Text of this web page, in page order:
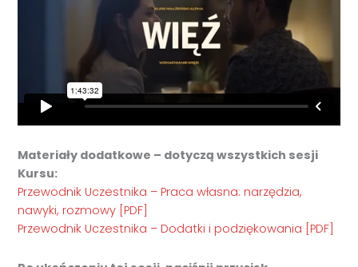
Materiały dodatkowe – dotyczą wszystkich sesji
Kursu:
Przewodnik Uczestnika – Praca własna: narzędzia,
nawyki, rozmowy [PDF]
Przewodnik Uczestnika – Dodatki i podziękowania [PDF]